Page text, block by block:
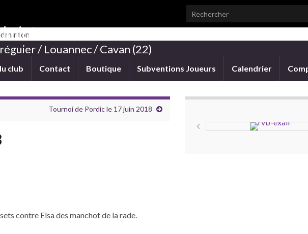
Search for:
/ Louannec / Cavan (22)
club Contact Boutique Subventions Joueurs Calendrier
Tournoi de Pordic le 17 juin 2018
contre Elsa des manchot de la rade.